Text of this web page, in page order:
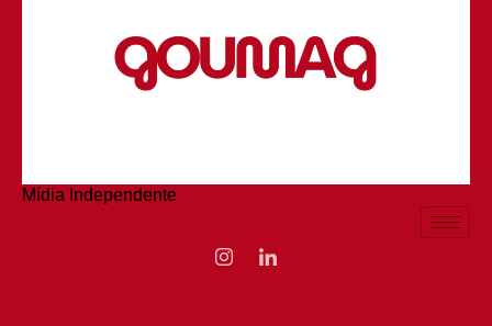
Mídia Independente